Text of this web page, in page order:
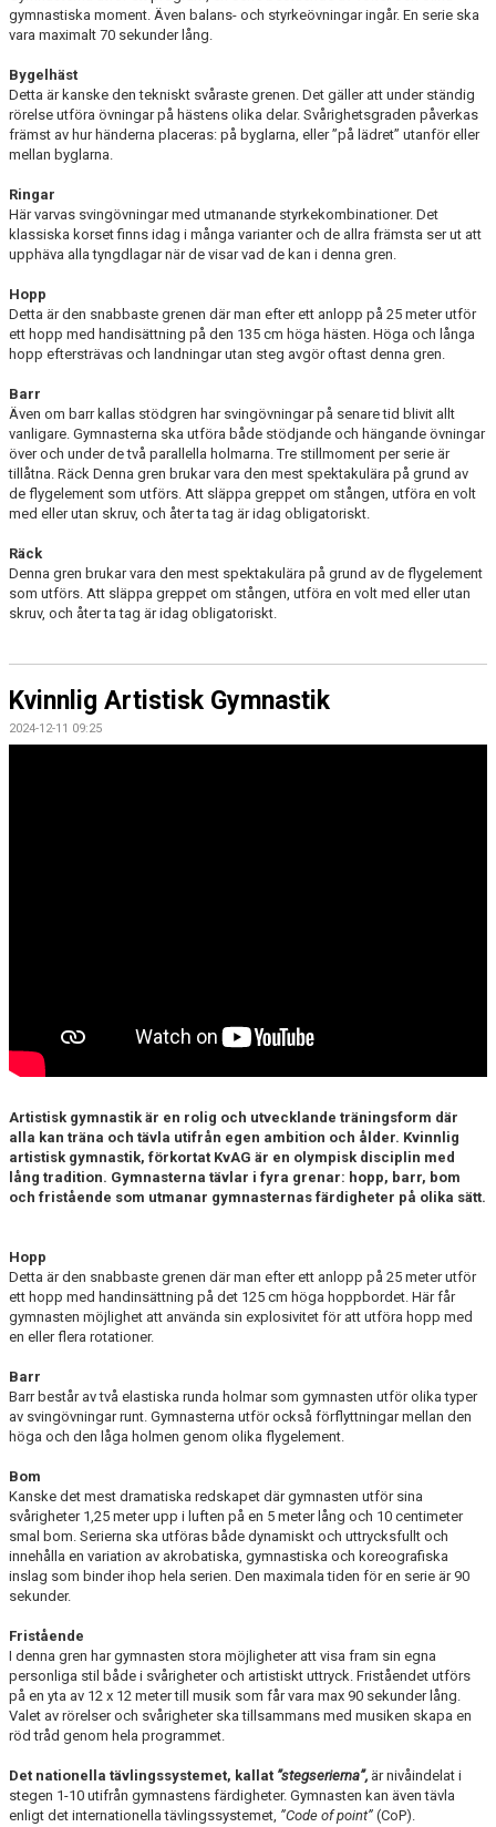
gymnastiska moment. Även balans- och styrkeövningar ingår. En serie ska
vara maximalt 70 sekunder lång.
Bygelhäst
Detta är kanske den tekniskt svåraste grenen. Det gäller att under ständig
rörelse utföra övningar på hästens olika delar. Svårighetsgraden påverkas
främst av hur händerna placeras: på byglarna, eller ”på lädret” utanför eller
mellan byglarna.
Ringar
Här varvas svingövningar med utmanande styrkekombinationer. Det
klassiska korset finns idag i många varianter och de allra främsta ser ut att
upphäva alla tyngdlagar när de visar vad de kan i denna gren.
Hopp
Detta är den snabbaste grenen där man efter ett anlopp på 25 meter utför
ett hopp med handisättning på den 135 cm höga hästen. Höga och långa
hopp eftersträvas och landningar utan steg avgör oftast denna gren.
Barr
Även om barr kallas stödgren har svingövningar på senare tid blivit allt
vanligare. Gymnasterna ska utföra både stödjande och hängande övningar
över och under de två parallella holmarna. Tre stillmoment per serie är
tillåtna. Räck Denna gren brukar vara den mest spektakulära på grund av
de flygelement som utförs. Att släppa greppet om stången, utföra en volt
med eller utan skruv, och åter ta tag är idag obligatoriskt.
Räck
Denna gren brukar vara den mest spektakulära på grund av de flygelement
som utförs. Att släppa greppet om stången, utföra en volt med eller utan
skruv, och åter ta tag är idag obligatoriskt.
Kvinnlig Artistisk Gymnastik
2024-12-11 09:25
Artistisk gymnastik är en rolig och utvecklande träningsform där
alla kan träna och tävla utifrån egen ambition och ålder. Kvinnlig
artistisk gymnastik, förkortat KvAG är en olympisk disciplin med
lång tradition. Gymnasterna tävlar i fyra grenar: hopp, barr, bom
och fristående som utmanar gymnasternas färdigheter på olika sätt.
Hopp
Detta är den snabbaste grenen där man efter ett anlopp på 25 meter utför
ett hopp med handinsättning på det 125 cm höga hoppbordet. Här får
gymnasten möjlighet att använda sin explosivitet för att utföra hopp med
en eller flera rotationer.
Barr
Barr består av två elastiska runda holmar som gymnasten utför olika typer
av svingövningar runt. Gymnasterna utför också förflyttningar mellan den
höga och den låga holmen genom olika flygelement.
Bom
Kanske det mest dramatiska redskapet där gymnasten utför sina
svårigheter 1,25 meter upp i luften på en 5 meter lång och 10 centimeter
smal bom. Serierna ska utföras både dynamiskt och uttrycksfullt och
innehålla en variation av akrobatiska, gymnastiska och koreografiska
inslag som binder ihop hela serien. Den maximala tiden för en serie är 90
sekunder.
Fristående
I denna gren har gymnasten stora möjligheter att visa fram sin egna
personliga stil både i svårigheter och artistiskt uttryck. Friståendet utförs
på en yta av 12 x 12 meter till musik som får vara max 90 sekunder lång.
Valet av rörelser och svårigheter ska tillsammans med musiken skapa en
röd tråd genom hela programmet.
Det nationella tävlingssystemet, kallat ”stegserierna”, är nivåindelat i
stegen 1-10 utifrån gymnastens färdigheter. Gymnasten kan även tävla
enligt det internationella tävlingssystemet, ”Code of point” (CoP).